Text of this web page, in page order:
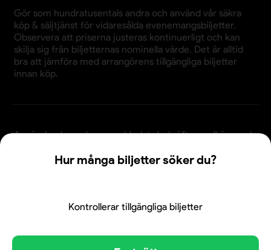
Hur många biljetter söker du?
Kontrollerar tillgängliga biljetter
Gör som hundratusentals andra och använd vår säkra
köp & säljtjänst för vidaresålda evenemangsbiljetter.
Observera att priserna justeras kontinuerligt och kan
skilja sig från biljetternas nominella värde. Det är alltid
bra att jämföra med arrangörens tillgängliga biljetter
innan köp.
Användande av denna webbplats bekräftar godkännande
cookiepolicy
användning av cookies och att dina personuppgifter kan